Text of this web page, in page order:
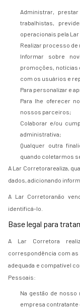
Administrar,
trabalhistas,
operacionais pela
Realizar processo
Informar sobre
promoções, notícias
com os usuários e
Para personalizar e
Para lhe oferecer
nossos parceiros;
Colaborar e/ou
administrativa;
Qualquer outra
quando coletarmos
A Lar Corretorarealiza,
dados, adicionando
A Lar Corretoranão
identificá-lo.
Base legal para
A Lar Corretora
correspondência com as
adequada e compatível
Pessoais:
Na gestão de
empresa